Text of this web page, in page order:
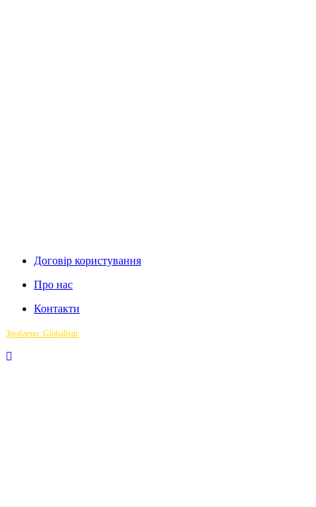
Договір користування
Про нас
Контакти
Зроблено: Globalistic